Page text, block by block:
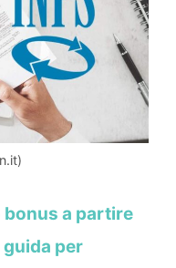
bonus a partire
guida per